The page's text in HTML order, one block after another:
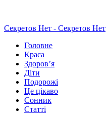
Секретов Нет - Секретов Нет
Головне
Краса
Здоров’я
Діти
Подорожі
Це цікаво
Сонник
Статті